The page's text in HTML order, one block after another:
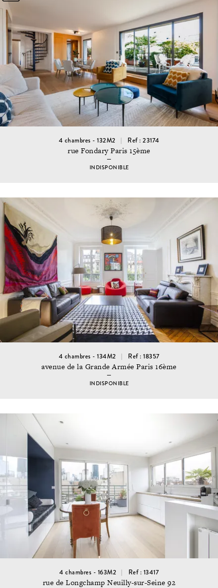
4 chambres - 132M2 Ref : 23174
rue Fondary Paris 15ème
INDISPONIBLE
4 chambres - 134M2 Ref : 18357
avenue de la Grande Armée Paris 16ème
INDISPONIBLE
4 chambres - 163M2 Ref : 13417
rue de Longchamp Neuilly-sur-Seine 92